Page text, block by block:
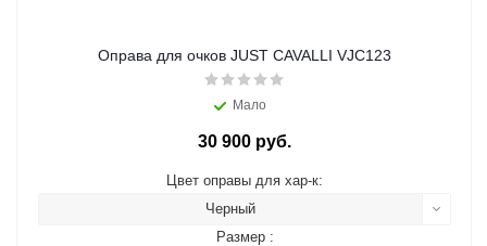
Оправа для очков JUST CAVALLI VJC123
Мало
30 900 руб.
Цвет оправы для хар-к:
Черный
Размер :